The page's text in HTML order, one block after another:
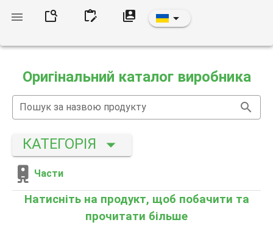
Оригінальний каталог виробника
Пошук за назвою продукту
КАТЕГОРІЯ
Части
Натисніть на продукт, щоб побачити та
прочитати більше